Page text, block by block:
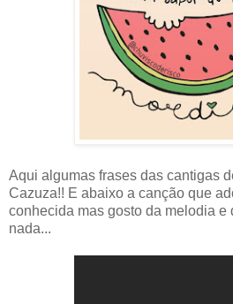
Aqui algumas frases das cantigas
Cazuza!! E abaixo a canção que
conhecida mas gosto da melodia e
nada...